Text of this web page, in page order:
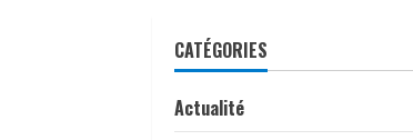
CATÉGORIES
Actualité